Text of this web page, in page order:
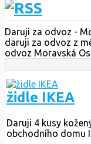
Daruji za odvoz -
daruji za odvoz z
odvoz Moravská
židle IKEA
Daruji 4 kusy
obchodního domu